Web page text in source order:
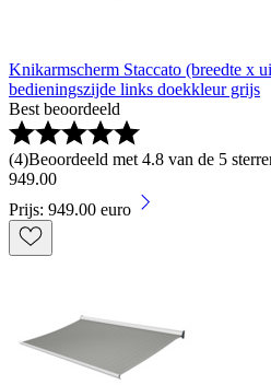
Knikarmscherm Staccato (breedte x
bedieningszijde links doekkleur grijs
Best beoordeeld
(4)Beoordeeld met 4.8 van de 5
949.00
Prijs: 949.00 euro